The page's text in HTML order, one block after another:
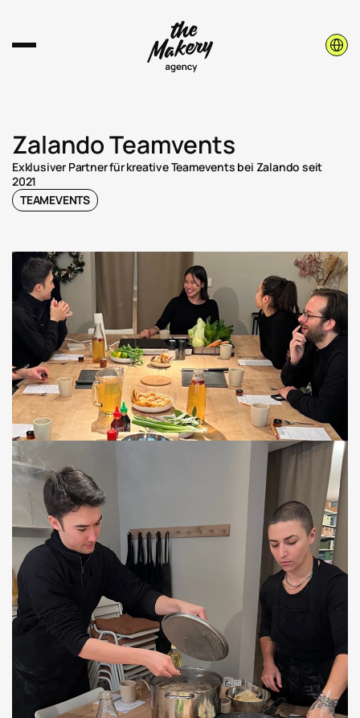
Select
Zalando Teamvents
Exklusiver Partner für kreative Teamevents bei Zalando seit
2021
TEAMEVENTS